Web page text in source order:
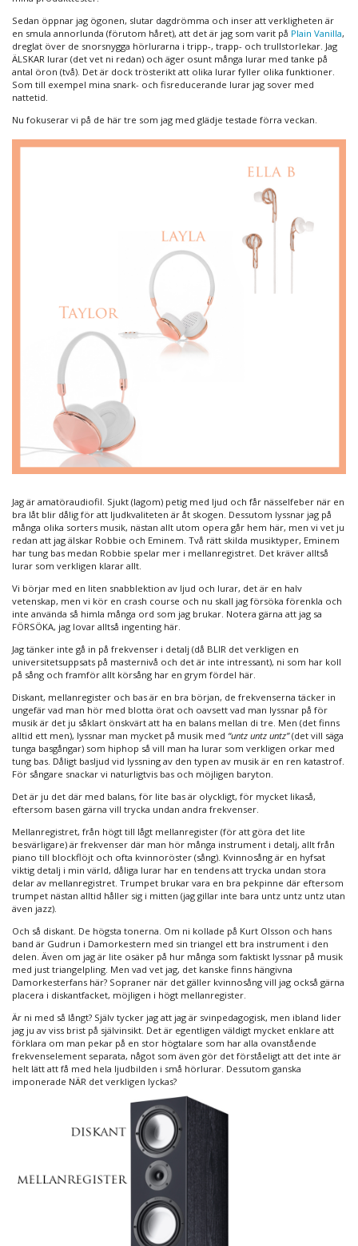
Sedan öppnar jag ögonen, slutar dagdrömma och inser att verkligheten är
en smula annorlunda (förutom håret), att det är jag som varit på Plain Vanilla,
dreglat över de snorsnygga hörlurarna i tripp-, trapp- och trullstorlekar. Jag
ÄLSKAR lurar (det vet ni redan) och äger osunt många lurar med tanke på
antal öron (två). Det är dock trösterikt att olika lurar fyller olika funktioner.
Som till exempel mina snark- och fisreducerande lurar jag sover med
nattetid.
Nu fokuserar vi på de här tre som jag med glädje testade förra veckan.
Jag är amatöraudiofil. Sjukt (lagom) petig med ljud och får nässelfeber när en
bra låt blir dålig för att ljudkvaliteten är åt skogen. Dessutom lyssnar jag på
många olika sorters musik, nästan allt utom opera går hem här, men vi vet ju
redan att jag älskar Robbie och Eminem. Två rätt skilda musiktyper, Eminem
har tung bas medan Robbie spelar mer i mellanregistret. Det kräver alltså
lurar som verkligen klarar allt.
Vi börjar med en liten snabblektion av ljud och lurar, det är en halv
vetenskap, men vi kör en crash course och nu skall jag försöka förenkla och
inte använda så himla många ord som jag brukar. Notera gärna att jag sa
FÖRSÖKA, jag lovar alltså ingenting här.
Jag tänker inte gå in på frekvenser i detalj (då BLIR det verkligen en
universitetsuppsats på masternivå och det är inte intressant), ni som har koll
på sång och framför allt körsång har en grym fördel här.
Diskant, mellanregister och bas är en bra början, de frekvenserna täcker in
ungefär vad man hör med blotta örat och oavsett vad man lyssnar på för
musik är det ju såklart önskvärt att ha en balans mellan di tre. Men (det finns
alltid ett men), lyssnar man mycket på musik med “untz untz untz”(det vill säga
tunga basgångar) som hiphop så vill man ha lurar som verkligen orkar med
tung bas. Dåligt basljud vid lyssning av den typen av musik är en ren katastrof.
För sångare snackar vi naturligtvis bas och möjligen baryton.
Det är ju det där med balans, för lite bas är olyckligt, för mycket likaså,
eftersom basen gärna vill trycka undan andra frekvenser.
Mellanregistret, från högt till lågt mellanregister (för att göra det lite
besvärligare) är frekvenser där man hör många instrument i detalj, allt från
piano till blockflöjt och ofta kvinnoröster (sång). Kvinnosång är en hyfsat
viktig detalj i min värld, dåliga lurar har en tendens att trycka undan stora
delar av mellanregistret. Trumpet brukar vara en bra pekpinne där eftersom
trumpet nästan alltid håller sig i mitten (jag gillar inte bara untz untz untz utan
även jazz).
Och så diskant. De högsta tonerna. Om ni kollade på Kurt Olsson och hans
band är Gudrun i Damorkestern med sin triangel ett bra instrument i den
delen. Även om jag är lite osäker på hur många som faktiskt lyssnar på musik
med just triangelpling. Men vad vet jag, det kanske finns hängivna
Damorkesterfans här? Sopraner när det gäller kvinnosång vill jag också gärna
placera i diskantfacket, möjligen i högt mellanregister.
Är ni med så långt? Själv tycker jag att jag är svinpedagogisk, men ibland lider
jag ju av viss brist på självinsikt. Det är egentligen väldigt mycket enklare att
förklara om man pekar på en stor högtalare som har alla ovanstående
frekvenselement separata, något som även gör det förståeligt att det inte är
helt lätt att få med hela ljudbilden i små hörlurar. Dessutom ganska
imponerade NÄR det verkligen lyckas?